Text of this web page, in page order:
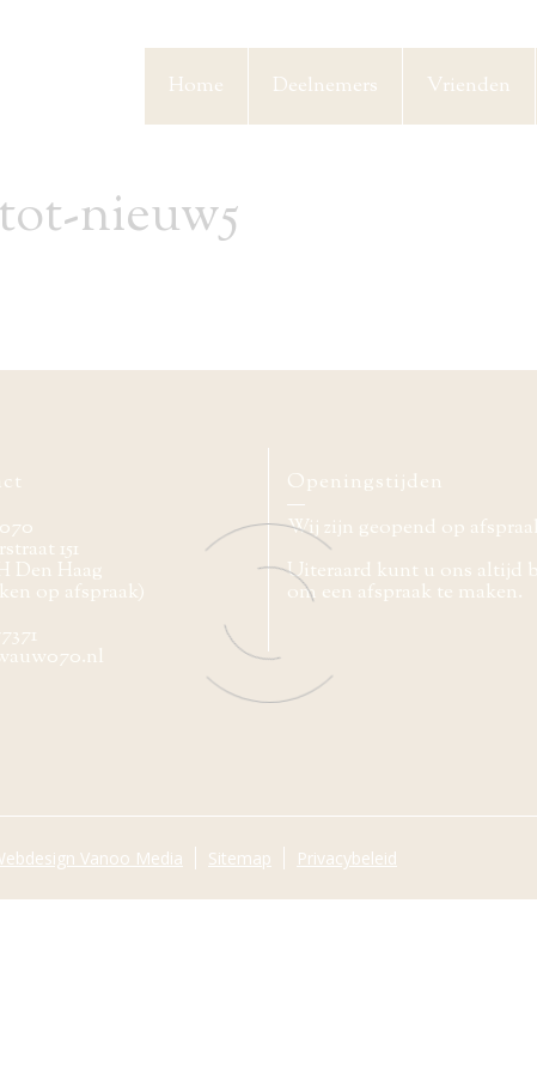
Home Deelnemers Vrienden
nieuw5
151
Den Haag
op afspraak)
Openingstijden
Wij zijn geopend op
Uiteraard kunt u ons altijd
om een afspraak te maken.
Vanoo Media Sitemap Privacybeleid